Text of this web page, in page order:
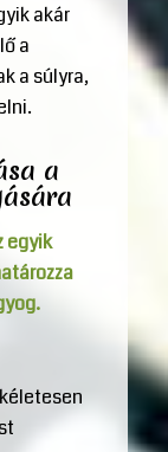
akár
a
a súlyra,
a
egyik